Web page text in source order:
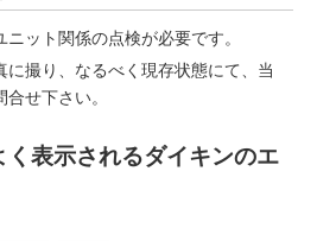
ニット関係の点検が必要です。
に撮り、なるべく現存状態にて、当
せ下さい。
く表示されるダイキンのエ